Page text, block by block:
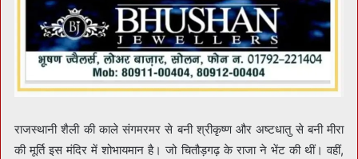
राजस्थानी शैली की काले संगमरमर से बनी श्रीकृष्ण और अष्टधातु से बनी मीरा
की मूर्ति इस मंदिर में शोभायमान है। जो चितौड़गढ़ के राजा ने भेंट की थीं। वहीं,